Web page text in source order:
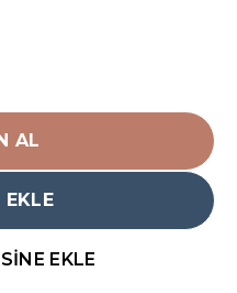
AL
EKLE
EKLE